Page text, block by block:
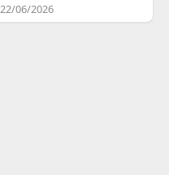
22/06/2026